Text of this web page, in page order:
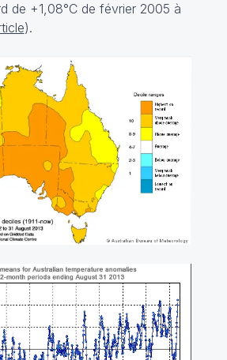
de +1,08°C de février 2005 à
).